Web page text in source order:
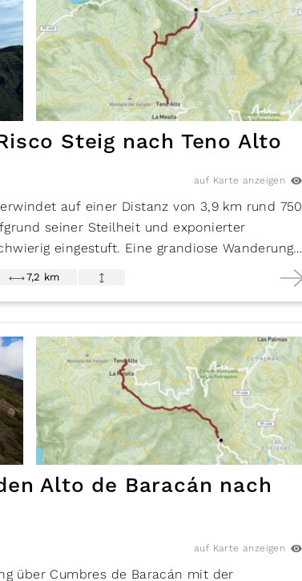
Strecke
zur Schlucht.
Steig nach Teno Alto
auf Karte anzeigen
auf einer Distanz von 3,9 km rund 750
seiner Steilheit und exponierter
eingestuft. Eine grandiose Wanderung
mit traumhaften Ausblicken!
7,2 km
Alto de Baracán nach
auf Karte anzeigen
über Cumbres de Baracán mit der